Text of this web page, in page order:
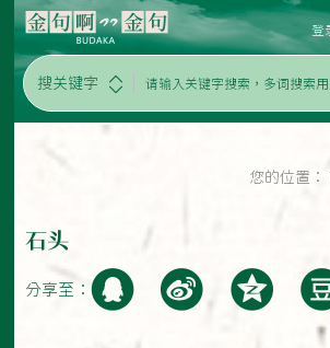
搜关键字
登
您的位置：
石头
分享至：